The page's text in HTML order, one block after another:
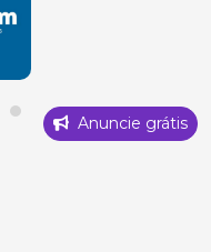
Anuncie grátis